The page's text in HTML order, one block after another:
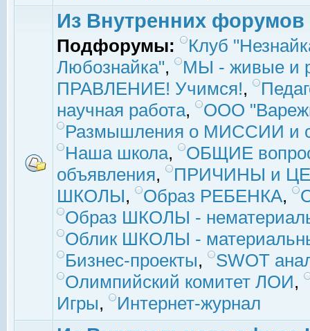
Из Внутренних форумов
Подфорумы:
Клуб
Любознайка",
МЫ - живые и
ПРАВЛЕНИЕ! Учимся!,
научная работа,
ООО
Размышления о МИССИИ и
Наша школа,
ОБЩИЕ
объявления,
ПРИЧИНЫ и
ШКОЛЫ, Образ РЕБЕНКА,
Образ ШКОЛЫ -
Облик ШКОЛЫ -
Бизнес-проекты,
SWOT
Олимпийский комитет ЛОИ,
Игры, Интернет-журнал